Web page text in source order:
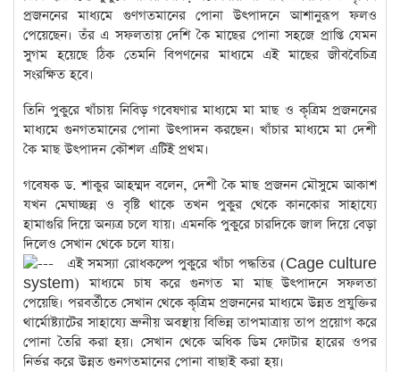
প্রজননের মাধ্যমে গুণগতমানের পোনা উৎপাদনে আশানুরূপ ফলও
পেয়েছেন। তঁর এ সফলতায় দেশি কৈ মাছের পোনা সহজে প্রাপ্তি যেমন
সুগম হয়েছে ঠিক তেমনি বিপণনের মাধ্যমে এই মাছের জীববৈচিত্র
সংরক্ষিত হবে।
তিনি পুকুরে খাঁচায় নিবিড় গবেষণার মাধ্যমে মা মাছ ও কৃত্রিম প্রজননের
মাধ্যমে গুনগতমানের পোনা উৎপাদন করছেন। খাঁচার মাধ্যমে মা দেশী
কৈ মাছ উৎপাদন কৌশল এটিই প্রথম।
গবেষক ড. শাকুর আহম্মদ বলেন, দেশী কৈ মাছ প্রজনন মৌসুমে আকাশ
যখন মেঘাচ্ছন্ন ও বৃষ্টি থাকে তখন পুকুর থেকে কানকোর সাহায্যে
হামাগুরি দিয়ে অন্যত্র চলে যায়। এমনকি পুকুরে চারদিকে জাল দিয়ে বেড়া
দিলেও সেখান থেকে চলে যায়।
এই সমস্যা রোধকল্পে পুকুরে খাঁচা পদ্ধতির (Cage culture
system) মাধ্যমে চাষ করে গুনগত মা মাছ উৎপাদনে সফলতা
পেয়েছি। পরবর্তীতে সেখান থেকে কৃত্রিম প্রজননের মাধ্যমে উন্নত প্রযুক্তির
থার্মোষ্ট্যাটের সাহায্যে ভ্রুনীয় অবস্থায় বিভিন্ন তাপমাত্রায় তাপ প্রয়োগ করে
পোনা তৈরি করা হয়। সেখান থেকে অধিক ডিম ফোটার হারের ওপর
নির্ভর করে উন্নত গুনগতমানের পোনা বাছাই করা হয়।